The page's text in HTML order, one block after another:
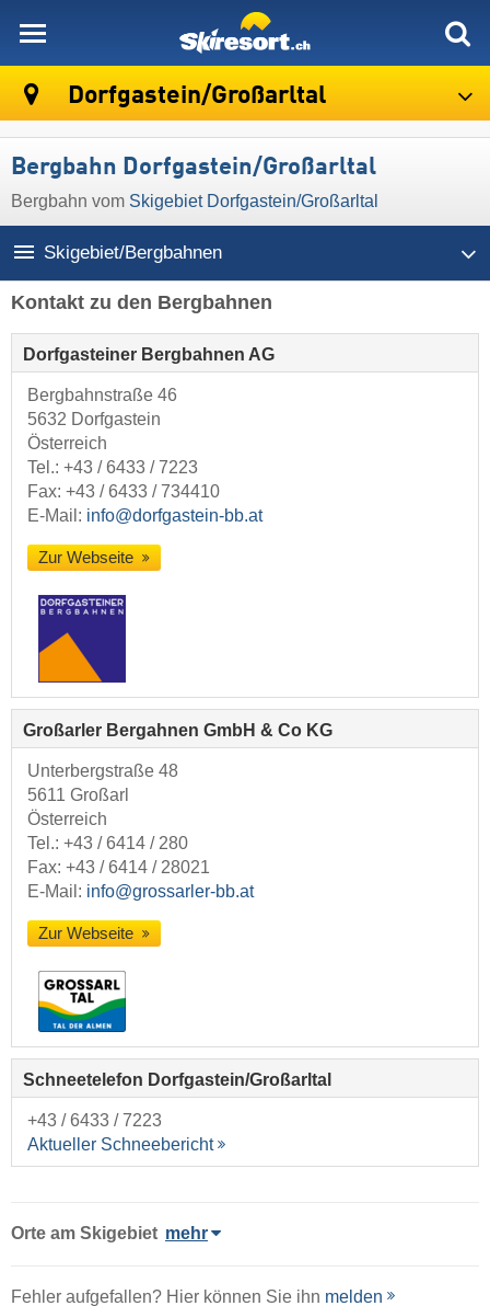
Dorfgastein/​Großarltal
Bergbahn Dorfgastein/​Großarltal
Bergbahn vom Skigebiet Dorfgastein/​Großarltal
Skigebiet/Bergbahnen
Kontakt zu den Bergbahnen
Dorfgasteiner Bergbahnen AG
Bergbahnstraße 46
5632 Dorfgastein
Österreich
Tel.: +43 / 6433 / 7223
Fax: +43 / 6433 / 734410
E-Mail: info@dorfgastein-bb.at
Zur Webseite
Großarler Bergahnen GmbH & Co KG
Unterbergstraße 48
5611 Großarl
Österreich
Tel.: +43 / 6414 / 280
Fax: +43 / 6414 / 28021
E-Mail: info@grossarler-bb.at
Zur Webseite
Schneetelefon Dorfgastein/​Großarltal
+43 / 6433 / 7223
Aktueller Schneebericht
Orte am Skigebiet mehr
Fehler aufgefallen? Hier können Sie ihn melden